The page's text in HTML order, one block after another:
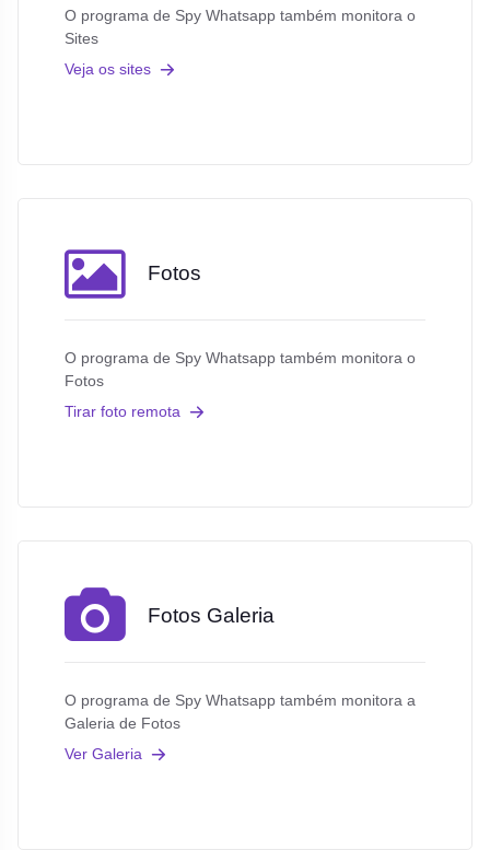
O programa de Spy Whatsapp também monitora o
Sites
Veja os sites
Fotos
O programa de Spy Whatsapp também monitora o
Fotos
Tirar foto remota
Fotos Galeria
O programa de Spy Whatsapp também monitora a
Galeria de Fotos
Ver Galeria